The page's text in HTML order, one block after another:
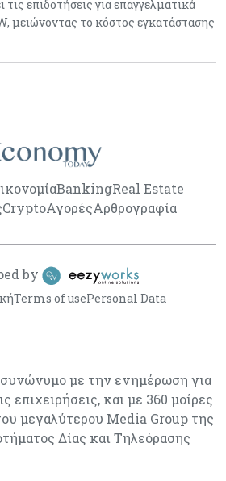
επιδοτήσεις για επαγγελματικά
μειώνοντας το κόστος εγκατάστασης
BankingReal Estate
CryptoΑγορέςΑρθρογραφία
με την ενημέρωση για
επιχειρήσεις, και με 360 μοίρες
μεγαλύτερου Media Group της
Δίας και Τηλεόρασης
Terms of usePersonal Data
by